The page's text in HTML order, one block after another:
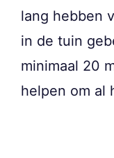
lang hebben
in de tuin
minimaal 20
helpen om al